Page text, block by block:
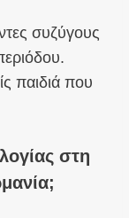
συζύγους
παιδιά που
στη